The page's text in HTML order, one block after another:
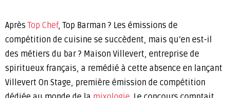
AprèsTop Chef, Top Barman ? Les émissions de
compétition de cuisine se succèdent, mais qu’en est-il
des métiers du bar ? Maison Villevert, entreprise de
spiritueux français, a remédié à cette absence en lançant
Villevert On Stage, première émission de compétition